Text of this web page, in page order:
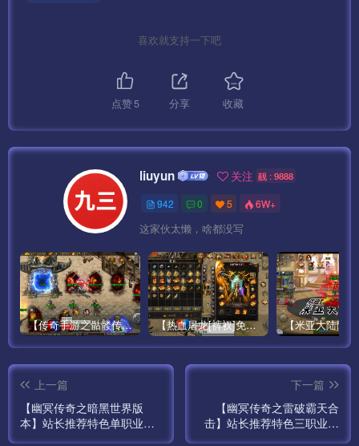
喜欢就支持一下吧
点赞5 分享 收藏
liuyun 关注 靓 : 9888
942 0 5 6W+
这家伙太懒，啥都没写
【传奇手游之骷髅传说第二季十大陆[白猪3]免授权版】经典单职业复古特色战神引擎传奇手游最新打包Win服务端源码视频架设教程-怀旧复古-经典耐玩–新版GM多功能网页授权物品后台-GM直冲网页后台-安卓苹果IOS双端版本！ 【热血屠龙[裤衩]免授权修复版】采用经典战神引擎三职业特色游戏最新打包Win服务端源码视频架设教程-GM直冲后台-新版GM多功能授权物品后台-安卓苹果IOS双端版本-传奇手游！
上一篇
【幽冥传奇之暗黑世界版
本】站长推荐特色单职业角
下一篇
【幽冥传奇之雷破霸天合
击】站长推荐特色三职业幽